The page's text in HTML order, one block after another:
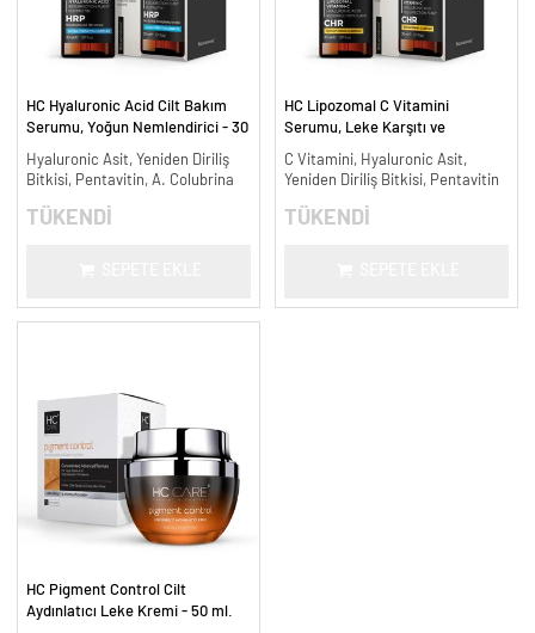
HC Hyaluronic Acid Cilt Bakım
Serumu, Yoğun Nemlendirici - 30
Hyaluronic Asit, Yeniden Diriliş
Bitkisi, Pentavitin, A. Colubrina
TÜKENDİ
HC Lipozomal C Vitamini
Serumu, Leke Karşıtı ve
C Vitamini, Hyaluronic Asit,
Yeniden Diriliş Bitkisi, Pentavitin
TÜKENDİ
HC Pigment Control Cilt
Aydınlatıcı Leke Kremi - 50 ml.